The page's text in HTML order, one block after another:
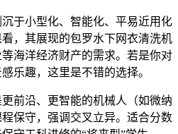
小型化、智能化、平易近用化
，其展现的包罗水下网衣清洗机
海洋经济财产的需求。若是你对
乐趣，这里是不错的选择。
沿、更智能的机械人（如微纳
保守，强调交叉立异。适合分数